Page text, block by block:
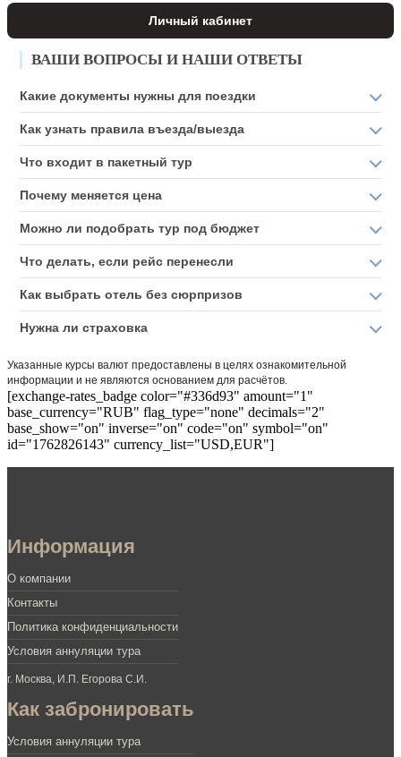
Личный кабинет
ВАШИ ВОПРОСЫ И НАШИ ОТВЕТЫ
Какие документы нужны для поездки
Как узнать правила въезда/выезда
Что входит в пакетный тур
Почему меняется цена
Можно ли подобрать тур под бюджет
Что делать, если рейс перенесли
Как выбрать отель без сюрпризов
Нужна ли страховка
Указанные курсы валют предоставлены в целях ознакомительной
информации и не являются основанием для расчётов.
[exchange-rates_badge color="#336d93" amount="1"
base_currency="RUB" flag_type="none" decimals="2"
base_show="on" inverse="on" code="on" symbol="on"
id="1762826143" currency_list="USD,EUR"]
Информация
О компании
Контакты
Политика конфиденциальности
Условия аннуляции тура
г. Москва, И.П. Егорова С.И.
Как забронировать
Условия аннуляции тура